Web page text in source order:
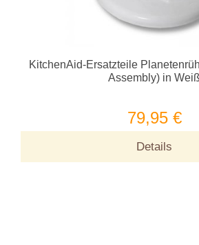
KitchenAid-Ersatzteile
Assembly) in Weiß
79,95 €
Details